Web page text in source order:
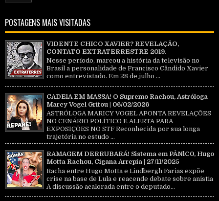
POSTAGENS MAIS VISITADAS
VIDENTE CHICO XAVIER? REVELAÇÃO,
CONTATO EXTRATERRESTRE 2019.
Nesse período, marcou a história da televisão no
Brasil a personalidade de Francisco Cândido Xavier
como entrevistado. Em 28 de julho ...
CADElA EM MASSA! O Supremo Rachou, Astróloga
Marcy Vogel Gritou | 06/02/2026
ASTRÓLOGA MARICY VOGEL APONTA REVELAÇÕES
NO CENÁRIO POLÍTICO E ALERTA PARA
EXPOSIÇÕES NO STF Reconhecida por sua longa
trajetória no estudo ...
RAMAGEM DERRUBARÁ! Sistema em PÂNlC0, Hugo
Motta Rachou, Cigana Arrepia | 27/11/2025
Racha entre Hugo Motta e Lindbergh Farias expõe
crise na base de Lula e reacende debate sobre anistia
A discussão acalorada entre o deputado...